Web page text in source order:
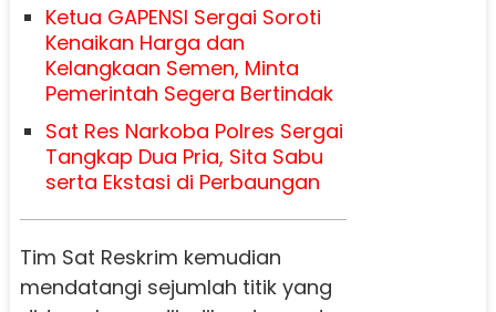
Ketua GAPENSI Sergai Soroti
Kenaikan Harga dan
Kelangkaan Semen, Minta
Pemerintah Segera Bertindak
Sat Res Narkoba Polres Sergai
Tangkap Dua Pria, Sita Sabu
serta Ekstasi di Perbaungan
Tim Sat Reskrim kemudian
mendatangi sejumlah titik yang